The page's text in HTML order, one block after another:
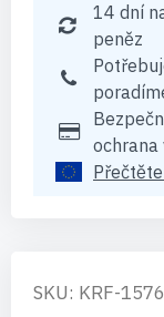
14 dní
peněz
ochrana
SKU: KRF-